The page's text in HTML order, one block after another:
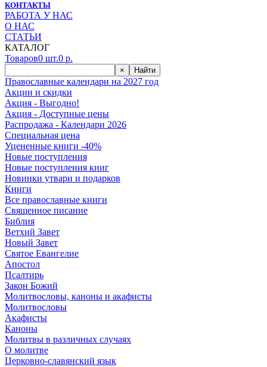
КОНТАКТЫ
РАБОТА У НАС
О НАС
СТАТЬИ
КАТАЛОГ
Товаров0 шт.0 р.
× Найти
Православные календари на 2027 год
Акции и скидки
Акция - Выгодно!
Акция - Доступные цены
Распродажа - Календари 2026
Специальная цена
Уцененные книги -40%
Новые поступления
Новые поступления книг
Новинки утвари и подарков
Книги
Все православные книги
Священное писание
Библия
Ветхий Завет
Новый Завет
Святое Евангелие
Апостол
Псалтирь
Закон Божий
Молитвословы, каноны и акафисты
Молитвословы
Акафисты
Каноны
Молитвы в различных случаях
О молитве
Церковно-славянский язык